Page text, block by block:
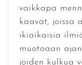
vaikkapa
kaavat, joissa
ikiaikaisia
muotoaan
joiden kulkua